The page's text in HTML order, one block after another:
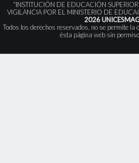
“INSTITUCIÓN DE EDUCACIÓN
VIGILANCIA POR EL MINISTERIO DE
2026
Todos los derechos reservados, no se permite la
ésta página web sin